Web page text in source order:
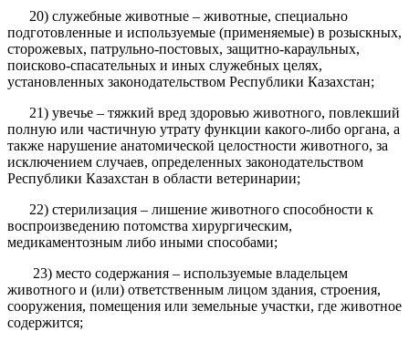
20) служебные животные – животные, специально
подготовленные и используемые (применяемые) в розыскных,
сторожевых, патрульно-постовых, защитно-караульных,
поисково-спасательных и иных служебных целях,
установленных законодательством Республики Казахстан;
21) увечье – тяжкий вред здоровью животного, повлекший
полную или частичную утрату функции какого-либо органа, а
также нарушение анатомической целостности животного, за
исключением случаев, определенных законодательством
Республики Казахстан в области ветеринарии;
22) стерилизация – лишение животного способности к
воспроизведению потомства хирургическим,
медикаментозным либо иными способами;
23) место содержания – используемые владельцем
животного и (или) ответственным лицом здания, строения,
сооружения, помещения или земельные участки, где животное
содержится;